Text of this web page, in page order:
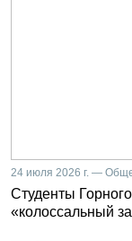
24 июля 2026 г. —
Студенты
«колоссальный